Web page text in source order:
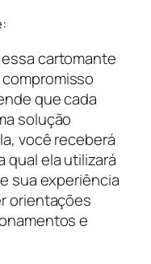
cartomante
que cada
solução
você receberá
qual ela utilizará
sua experiência
orientações
e